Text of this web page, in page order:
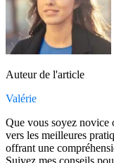
Auteur de l'article
Valérie
Que vous soyez novice
vers les meilleures
offrant une
Suivez mes conseils